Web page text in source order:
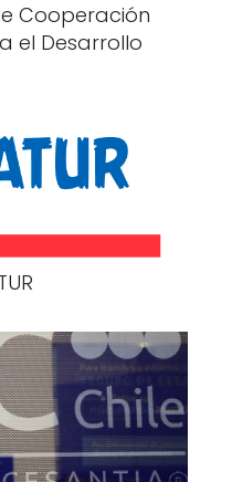
Cooperación
el Desarrollo